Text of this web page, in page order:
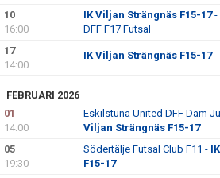
10
16:00
IK Viljan Strängnäs F15-17-
DFF F17 Futsal
17
14:00
IK Viljan Strängnäs F15-17-
FEBRUARI 2026
01
14:00
Eskilstuna United DFF Dam
Viljan Strängnäs F15-17
05
19:30
Södertälje Futsal Club F11 -
F15-17